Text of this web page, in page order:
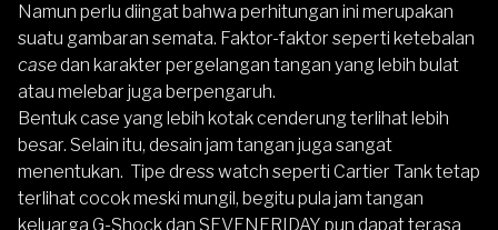
Namun perlu diingat bahwa perhitungan ini merupakan
suatu gambaran semata. Faktor-faktor seperti ketebalan
casedan karakter pergelangan tangan yang lebih bulat
atau melebar juga berpengaruh.
Bentuk case yang lebih kotak cenderung terlihat lebih
besar. Selain itu, desain jam tangan juga sangat
menentukan. Tipe dress watch seperti Cartier Tank tetap
terlihat cocok meski mungil, begitu pula jam tangan
keluarga G-Shock dan SEVENFRIDAY pun dapat terasa